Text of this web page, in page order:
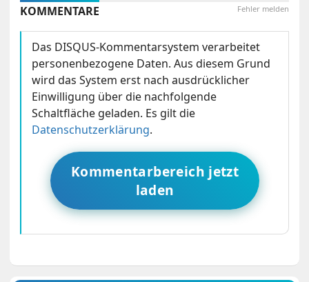
Fehler melden
KOMMENTARE
Das DISQUS-Kommentarsystem verarbeitet
personenbezogene Daten. Aus diesem Grund
wird das System erst nach ausdrücklicher
Einwilligung über die nachfolgende
Schaltfläche geladen. Es gilt die
Datenschutzerklärung.
Kommentarbereich jetzt
laden